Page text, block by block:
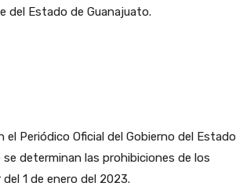
del Estado de Guanajuato.
Periódico Oficial del Gobierno del Estado
determinan las prohibiciones de los
1 de enero del 2023.